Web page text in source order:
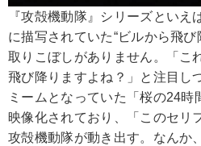
『攻殻機動隊』シリーズといえ
に描写されていた“ビルから飛
取りこぼしがありません。「こ
飛び降りますよね？」と注目し
ミームとなっていた「桜の24時
映像化されており、「このセリ
攻殻機動隊が動き出す。なんか